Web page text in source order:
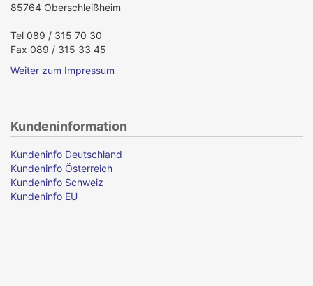
85764 Oberschleißheim
Tel 089 / 315 70 30
Fax 089 / 315 33 45
Weiter zum Impressum
Kundeninformation
Kundeninfo Deutschland
Kundeninfo Österreich
Kundeninfo Schweiz
Kundeninfo EU